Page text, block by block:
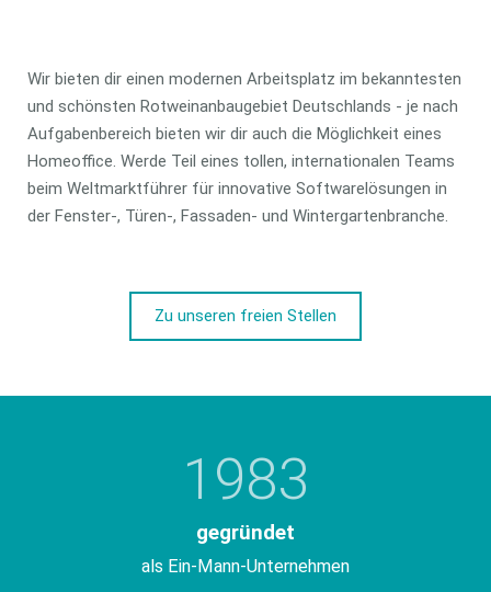
Wir bieten dir einen modernen Arbeitsplatz im bekanntesten
und schönsten Rotweinanbaugebiet Deutschlands - je nach
Aufgabenbereich bieten wir dir auch die Möglichkeit eines
Homeoffice. Werde Teil eines tollen, internationalen Teams
beim Weltmarktführer für innovative Softwarelösungen in
der Fenster-, Türen-, Fassaden- und Wintergartenbranche.
Zu unseren freien Stellen
1983
gegründet
als Ein-Mann-Unternehmen